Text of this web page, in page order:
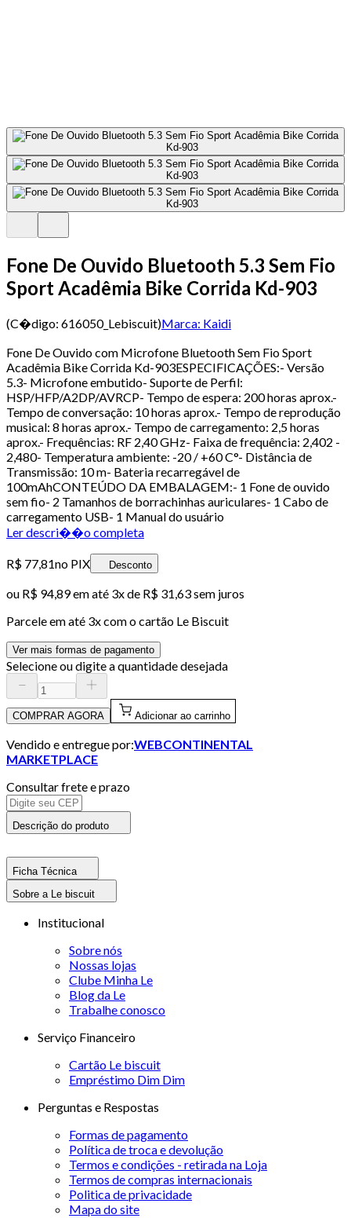
Fone De Ouvido Bluetooth 5.3 Sem Fio
Sport Acadêmia Bike Corrida Kd-903
(C�digo: 616050_Lebiscuit)Marca: Kaidi
Fone De Ouvido com Microfone Bluetooth Sem Fio Sport
Acadêmia Bike Corrida Kd-903ESPECIFICAÇÕES:- Versão
5.3- Microfone embutido- Suporte de Perfil:
HSP/HFP/A2DP/AVRCP- Tempo de espera: 200 horas aprox.-
Tempo de conversação: 10 horas aprox.- Tempo de reprodução
musical: 8 horas aprox.- Tempo de carregamento: 2,5 horas
aprox.- Frequências: RF 2,40 GHz- Faixa de frequência: 2,402 -
2,480- Temperatura ambiente: -20 / +60 C°- Distância de
Transmissão: 10 m- Bateria recarregável de
100mAhCONTEÚDO DA EMBALAGEM:- 1 Fone de ouvido
sem fio- 2 Tamanhos de borrachinhas auriculares- 1 Cabo de
carregamento USB- 1 Manual do usuário
Ler descri��o completa
R$ 77,81no PIX Desconto
ou R$ 94,89em até 3x de R$ 31,63 sem juros
Parcele em até 3x com o cartão Le Biscuit
Ver mais formas de pagamento
Selecione ou digite a quantidade desejada
COMPRAR AGORA Adicionar ao carrinho
Vendido e entregue por:WEBCONTINENTAL
MARKETPLACE
Consultar frete e prazo
Descrição do produto
Ficha Técnica
Sobre a Le biscuit
Institucional
Sobre nós
Nossas lojas
Clube Minha Le
Blog da Le
Trabalhe conosco
Serviço Financeiro
Cartão Le biscuit
Empréstimo Dim Dim
Perguntas e Respostas
Formas de pagamento
Política de troca e devolução
Termos e condições - retirada na Loja
Termos de compras internacionais
Politica de privacidade
Mapa do site